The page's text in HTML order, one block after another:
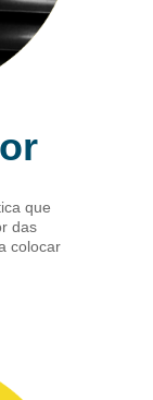
que
das
colocar